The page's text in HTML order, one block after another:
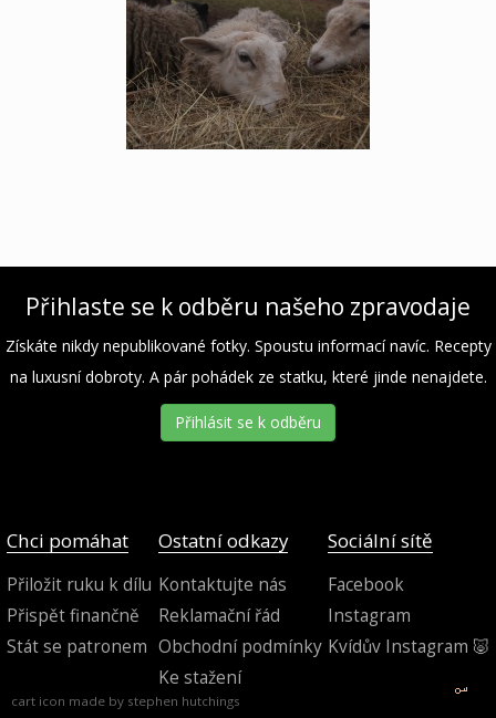
Přihlaste se k odběru našeho zpravodaje
Získáte nikdy nepublikované fotky. Spoustu informací navíc. Recepty
na luxusní dobroty. A pár pohádek ze statku, které jinde nenajdete.
Přihlásit se k odběru
Chci pomáhat
Přiložit ruku k dílu
Přispět finančně
Stát se patronem
Ostatní odkazy
Kontaktujte nás
Reklamační řád
Obchodní podmínky
Ke stažení
Sociální sítě
Facebook
Instagram
Kvídův Instagram 🐷
cart icon made by stephen hutchings